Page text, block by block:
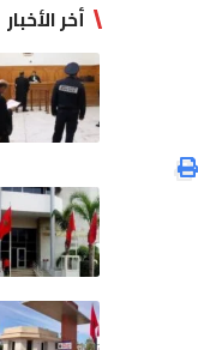
أخر الأخبار